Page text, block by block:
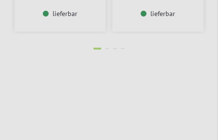
lieferbar lieferbar